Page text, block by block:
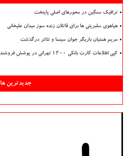
ترافیک سنگین در محورهای اصلی پایتخت
هیاهوی سلبریتی ها برای قاتلان زنده سوز میدان علیخانی
مریم همتیان بازیگر جوان سینما و تئاتر درگذشت
کپی اطلاعات کارت بانکی ۱۲۰۰ تهرانی در پوشش فروشنده میوه
جدیدترین ها